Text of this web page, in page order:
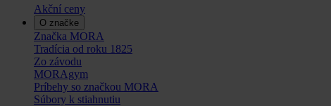
Akční ceny
O značke
Značka MORA
Tradícia od roku 1825
Zo závodu
MORAgym
Príbehy so značkou MORA
Súbory k stiahnutiu